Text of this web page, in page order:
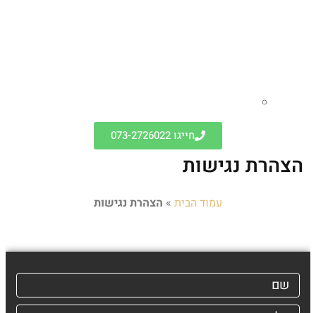
חייגו 073-2726022
הצהרת נגישות
עמוד הבית » הצהרת נגישות